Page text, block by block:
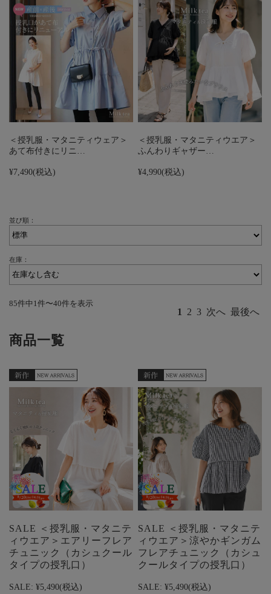
＜授乳服・マタニティウェア＞
あて布付きにリニ…
¥7,490(税込)
＜授乳服・マタニティウエア＞
ふんわりギャザー…
¥4,990(税込)
並び順：
在庫：
85件中1件〜40件を表示
1 2 3 次へ 最後へ
商品一覧
SALE ＜授乳服・マタニテ
ィウエア＞エアリーフレア
チュニック（カシュクール
タイプの授乳口）
SALE: ¥5,490(税込)
SALE ＜授乳服・マタニテ
ィウエア＞涼やかギンガム
フレアチュニック（カシュ
クールタイプの授乳口）
SALE: ¥5,490(税込)